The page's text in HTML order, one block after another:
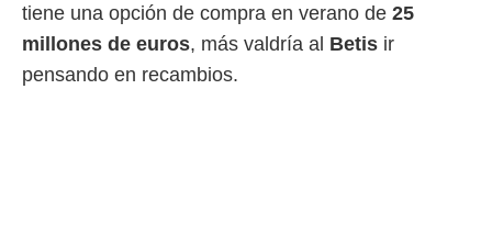
tiene una opción de compra en verano de 25
millones de euros, más valdría al Betis ir
pensando en recambios.